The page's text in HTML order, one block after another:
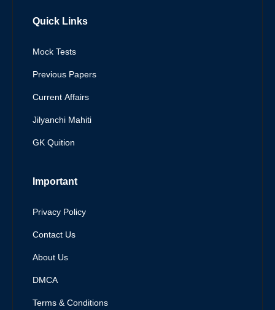
Quick Links
Mock Tests
Previous Papers
Current Affairs
Jilyanchi Mahiti
GK Quition
Important
Privacy Policy
Contact Us
About Us
DMCA
Terms & Conditions